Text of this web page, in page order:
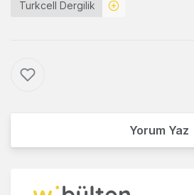
Turkcell Dergilik
Yorum Yaz